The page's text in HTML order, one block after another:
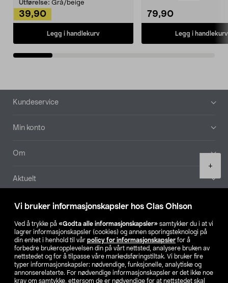
Vi bruker informasjonskapsler hos Clas Ohlson
Ved å trykke på «Godta alle informasjonskapsler» samtykker du i at vi
lagrer informasjonskapsler (cookies) og annen sporingsteknologi på
din enhet i henhold til vår policy for informasjonskapsler for å
forbedre brukeropplevelsen din på vårt nettsted, analysere bruken av
nettstedet og for å tilpasse våre markedsføringstiltak. Vi bruker fire
typer informasjonskapsler: nødvendige, funksjonelle, analytiske og
annonserelaterte. For nødvendige informasjonskapsler er det ikke noe
krav om samtykke, ettersom de er nødvendige for at nettstedet skal
+
Utførelse: Grå/beige
39,90
Legg i handlekurv
79,90
Legg i handlekurv
Bunntekst
Kundeservice
Min konto
Om
Aktuelt
Våre selskaper
Finn din butikk
SE NO FI